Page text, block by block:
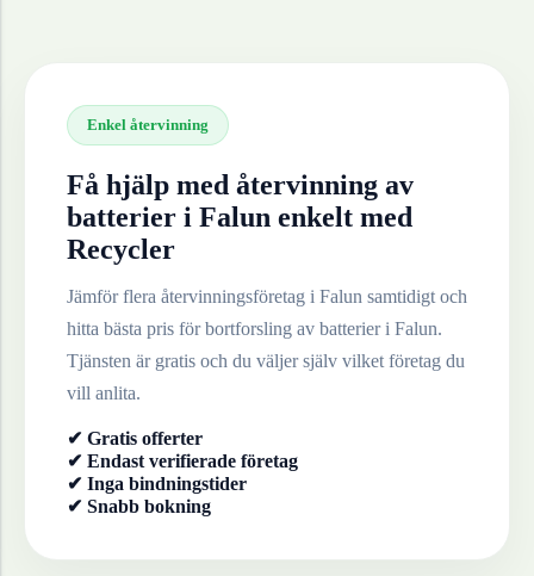
Enkel återvinning
Få hjälp med återvinning av
batterier i Falun enkelt med
Recycler
Jämför flera återvinningsföretag i Falun samtidigt och
hitta bästa pris för bortforsling av batterieri Falun.
Tjänsten är gratis och du väljer själv vilket företag du
vill anlita.
✔ Gratis offerter
✔ Endast verifierade företag
✔ Inga bindningstider
✔ Snabb bokning